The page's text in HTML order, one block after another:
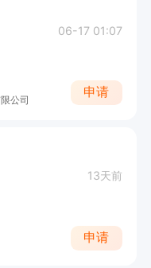
06-17 01:07
公司
申请
13天前
申请